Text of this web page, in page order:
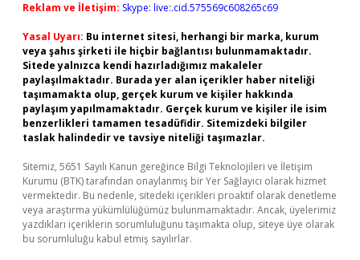
Reklam ve İletişim: Skype: live:.cid.575569c608265c69
Yasal Uyarı: Bu internet sitesi, herhangi bir marka, kurum
veya şahıs şirketi ile hiçbir bağlantısı bulunmamaktadır.
Sitede yalnızca kendi hazırladığımız makaleler
paylaşılmaktadır. Burada yer alan içerikler haber niteliği
taşımamakta olup, gerçek kurum ve kişiler hakkında
paylaşım yapılmamaktadır. Gerçek kurum ve kişiler ile isim
benzerlikleri tamamen tesadüfidir. Sitemizdeki bilgiler
taslak halindedir ve tavsiye niteliği taşımazlar.
Sitemiz, 5651 Sayılı Kanun gereğince Bilgi Teknolojileri ve İletişim
Kurumu (BTK) tarafından onaylanmış bir Yer Sağlayıcı olarak hizmet
vermektedir. Bu nedenle, sitedeki içerikleri proaktif olarak denetleme
veya araştırma yükümlülüğümüz bulunmamaktadır. Ancak, üyelerimiz
yazdıkları içeriklerin sorumluluğunu taşımakta olup, siteye üye olarak
bu sorumluluğu kabul etmiş sayılırlar.